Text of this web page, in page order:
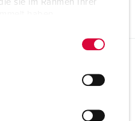
sie im Rahmen Ihrer
mit ErgoCONTACT® 13640
R mit ErgoCONTACT®